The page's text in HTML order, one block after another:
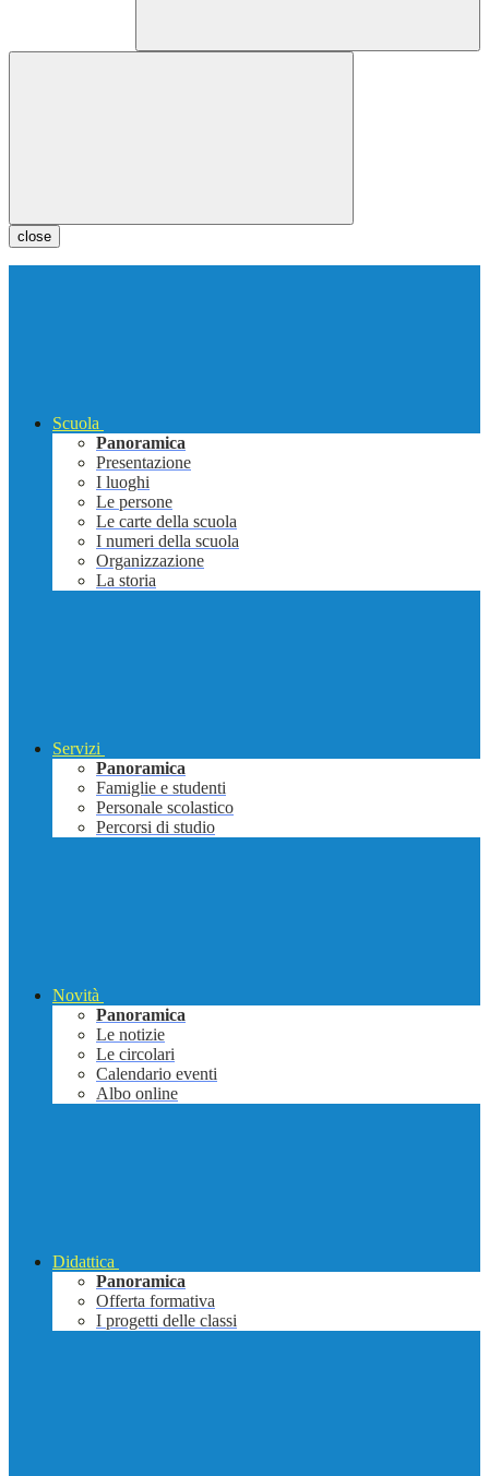
close
Scuola
Panoramica
Presentazione
I luoghi
Le persone
Le carte della scuola
I numeri della scuola
Organizzazione
La storia
Servizi
Panoramica
Famiglie e studenti
Personale scolastico
Percorsi di studio
Novità
Panoramica
Le notizie
Le circolari
Calendario eventi
Albo online
Didattica
Panoramica
Offerta formativa
I progetti delle classi